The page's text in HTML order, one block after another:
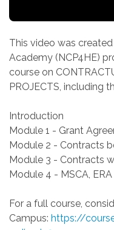
This video was
Academy (NCP4HE)
course on
PROJECTS, including
Introduction
Module 1 - Grant
Module 2 - Contracts
Module 3 - Contracts
Module 4 - MSCA,
For a full course,
Campus: https://